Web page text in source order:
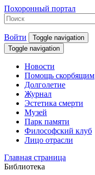
Похоронный портал
Войти
Toggle navigation
Toggle navigation
Новости
Помощь скорбящим
Долголетие
Журнал
Эстетика смерти
Музей
Парк памяти
Философский клуб
Лицо отрасли
Главная страница
Библиотека